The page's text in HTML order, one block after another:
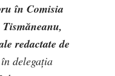
în Comisia
redactate de
delegaţia